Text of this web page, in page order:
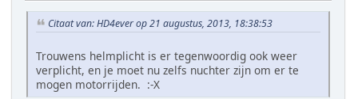
Citaat van: HD4ever op 21 augustus, 2013, 18:38:53
Trouwens helmplicht is er tegenwoordig ook weer
verplicht, en je moet nu zelfs nuchter zijn om er te
mogen motorrijden. :-X